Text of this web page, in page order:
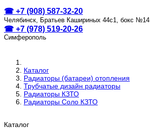
☎ +7 (908) 587-32-20
Челябинск, Братьев Кашириных 44с1, бокс №14
☎ +7 (978) 519-20-26
Симферополь
Каталог
Радиаторы (батареи) отопления
Трубчатые дизайн радиаторы
Радиаторы КЗТО
Радиаторы Соло КЗТО
Каталог